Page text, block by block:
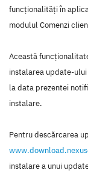
funcţionalităţi în
modulul Comenzi
Această
instalarea update-
la data prezentei
instalare.
Pentru descărcarea
instalare a unui